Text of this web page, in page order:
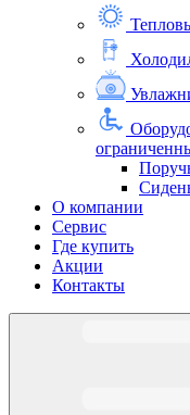
О компании
Сервис
Где купить
Акции
Контакты